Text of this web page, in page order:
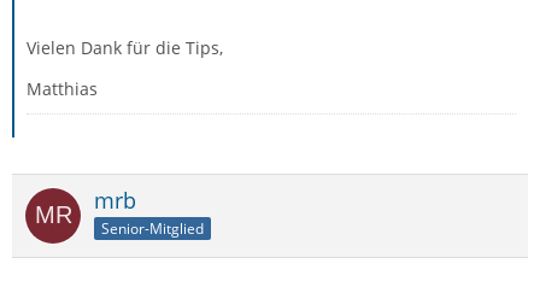
Vielen Dank für die Tips,
Matthias
mrb
Senior-Mitglied